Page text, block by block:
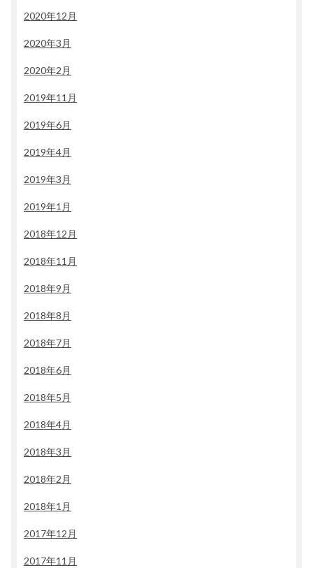
2020年12月
2020年3月
2020年2月
2019年11月
2019年6月
2019年4月
2019年3月
2019年1月
2018年12月
2018年11月
2018年9月
2018年8月
2018年7月
2018年6月
2018年5月
2018年4月
2018年3月
2018年2月
2018年1月
2017年12月
2017年11月